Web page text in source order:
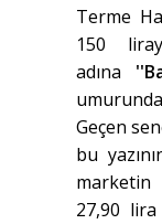
Terme
150
adına
Geçen
bu
27,90